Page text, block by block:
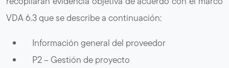
VDA 6.3 que se describe a continuación:
Información general del proveedor
P2 – Gestión de proyecto